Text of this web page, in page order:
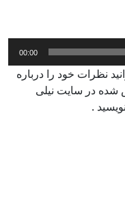
00:00
نظرات خود را درباره
شده در سایت نیلی
.